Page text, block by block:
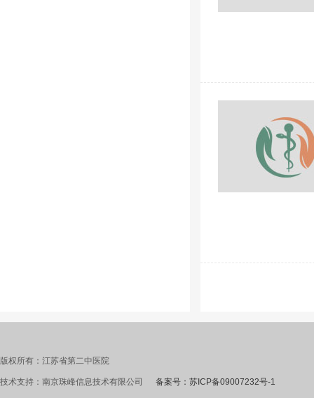
版权所有：江苏省第二中医院
技术支持：南京珠峰信息技术有限公司 备案号：苏ICP备09007232号-1